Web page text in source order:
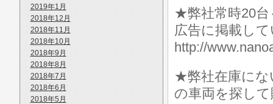
2019年1月
2018年12月
2018年11月
2018年10月
2018年9月
2018年8月
2018年7月
2018年6月
2018年5月
★弊社常時20台
広告に掲載し
http://
★弊社在庫にな
の車両を探し